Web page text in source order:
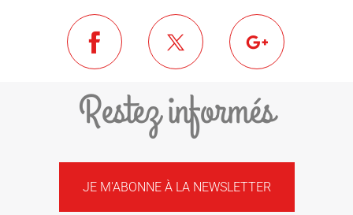
Restez informés
JE M'ABONNE À LA NEWSLETTER